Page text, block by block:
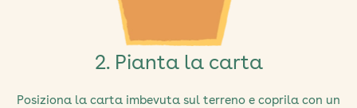
2. Pianta la carta
Posiziona la carta imbevuta sul terreno e coprila con un